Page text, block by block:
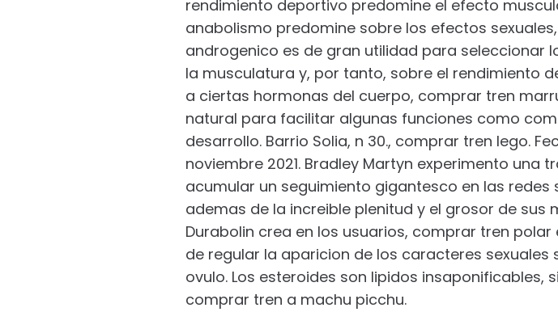
rendimiento deportivo predomine el efecto
anabolismo predomine sobre los efectos
androgenico es de gran utilidad para seleccionar
la musculatura y, por tanto, sobre el rendimiento
a ciertas hormonas del cuerpo, comprar tren
natural para facilitar algunas funciones como
desarrollo. Barrio Solia, n 30., comprar tren lego.
noviembre 2021. Bradley Martyn experimento una
acumular un seguimiento gigantesco en las redes
ademas de la increible plenitud y el grosor de sus
Durabolin crea en los usuarios, comprar tren
de regular la aparicion de los caracteres
ovulo. Los esteroides son lipidos
comprar tren a machu picchu.